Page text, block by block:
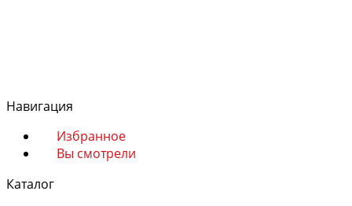
Печи
Аксессуары
Навигация
Избранное
Вы смотрели
Каталог